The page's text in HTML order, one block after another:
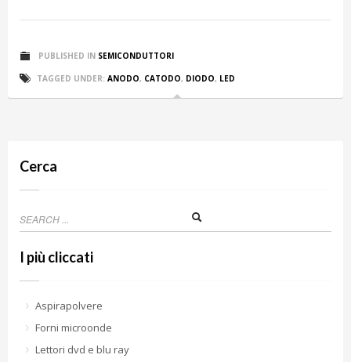
PUBLISHED IN SEMICONDUTTORI
TAGGED UNDER: ANODO, CATODO, DIODO, LED
Cerca
I più cliccati
Aspirapolvere
Forni microonde
Lettori dvd e blu ray